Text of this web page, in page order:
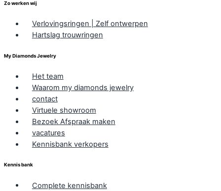
Zo werken wij
Verlovingsringen | Zelf ontwerpen
Hartslag trouwringen
My Diamonds Jewelry
Het team
Waarom my diamonds jewelry
contact
Virtuele showroom
Bezoek Afspraak maken
vacatures
Kennisbank verkopers
Kennis bank
Complete kennisbank